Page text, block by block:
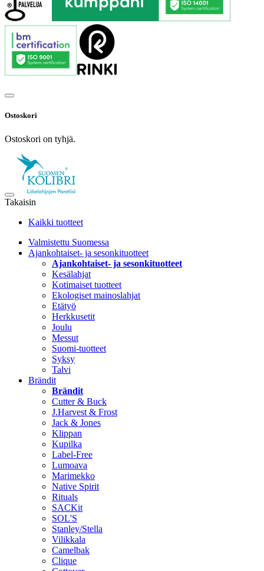
Ostoskori
Ostoskori on tyhjä.
Takaisin
Kaikki tuotteet
Valmistettu Suomessa
Ajankohtaiset- ja sesonkituotteet
Ajankohtaiset- ja sesonkituotteet
Kesälahjat
Kotimaiset tuotteet
Ekologiset mainoslahjat
Etätyö
Herkkusetit
Joulu
Messut
Suomi-tuotteet
Syksy
Talvi
Brändit
Brändit
Cutter & Buck
J.Harvest & Frost
Jack & Jones
Klippan
Kupilka
Label-Free
Lumoava
Marimekko
Native Spirit
Rituals
SACKit
SOL'S
Stanley/Stella
Vilikkala
Camelbak
Clique